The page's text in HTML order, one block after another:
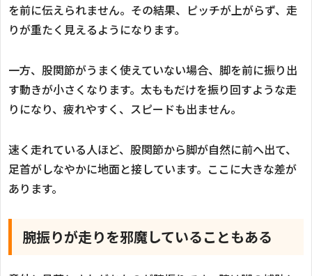
を前に伝えられません。その結果、ピッチが上がらず、走
りが重たく見えるようになります。
一方、股関節がうまく使えていない場合、脚を前に振り出
す動きが小さくなります。太ももだけを振り回すような走
りになり、疲れやすく、スピードも出ません。
速く走れている人ほど、股関節から脚が自然に前へ出て、
足首がしなやかに地面と接しています。ここに大きな差が
あります。
腕振りが走りを邪魔していることもある